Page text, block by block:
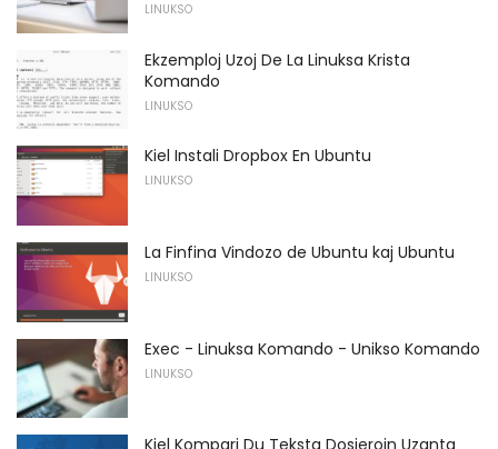
LINUKSO
Ekzemploj Uzoj De La Linuksa Krista
Komando
LINUKSO
Kiel Instali Dropbox En Ubuntu
LINUKSO
La Finfina Vindozo de Ubuntu kaj Ubuntu
LINUKSO
Exec - Linuksa Komando - Unikso Komando
LINUKSO